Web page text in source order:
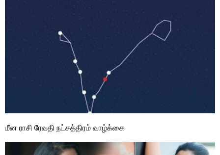
மீன ராசி ரேவதி நட்சத்திரம் வாழ்க்கை